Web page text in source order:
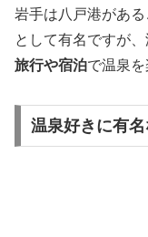
岩手は八戸港があ
として有名ですが
旅行や宿泊で温泉を
温泉好きに有名